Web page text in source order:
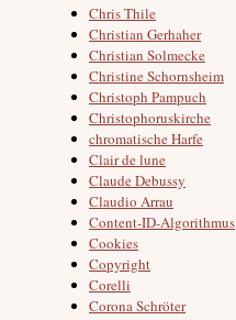
Chris Thile
Christian Gerhaher
Christian Solmecke
Christine Schornsheim
Christoph Pampuch
Christophoruskirche
chromatische Harfe
Clair de lune
Claude Debussy
Claudio Arrau
Content-ID-Algorithmus
Cookies
Copyright
Corelli
Corona Schröter